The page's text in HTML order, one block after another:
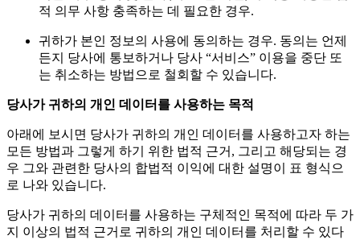
적 의무 사항 충족하는 데 필요한 경우.
귀하가 본인 정보의 사용에 동의하는 경우. 동의는 언제
든지 당사에 통보하거나 당사 “서비스” 이용을 중단 또
는 취소하는 방법으로 철회할 수 있습니다.
당사가 귀하의 개인 데이터를 사용하는 목적
아래에 보시면 당사가 귀하의 개인 데이터를 사용하고자 하는
모든 방법과 그렇게 하기 위한 법적 근거, 그리고 해당되는 경
우 그와 관련한 당사의 합법적 이익에 대한 설명이 표 형식으
로 나와 있습니다.
당사가 귀하의 데이터를 사용하는 구체적인 목적에 따라 두 가
지 이상의 법적 근거로 귀하의 개인 데이터를 처리할 수 있다